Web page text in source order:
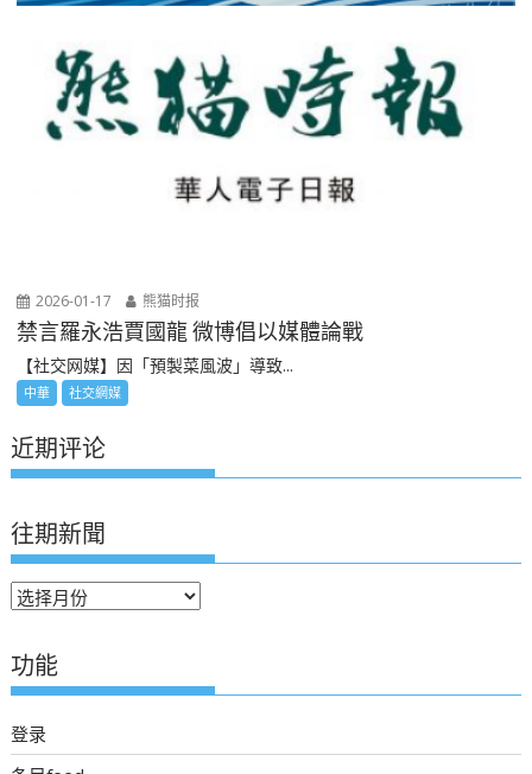
2026-01-17 熊猫时报
禁言羅永浩賈國龍 微博倡以媒體論戰
【社交网媒】因「預製菜風波」導致...
中華 社交網媒
近期评论
往期新聞
往
新
聞
功能
登录